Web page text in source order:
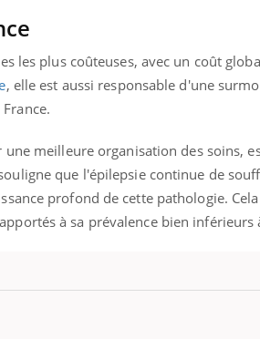
les plus coûteuses, avec un coût
, elle est aussi responsable d'une
meilleure organisation des soins,
que l'épilepsie continue de
profond de cette pathologie.
à sa prévalence bien inférieurs